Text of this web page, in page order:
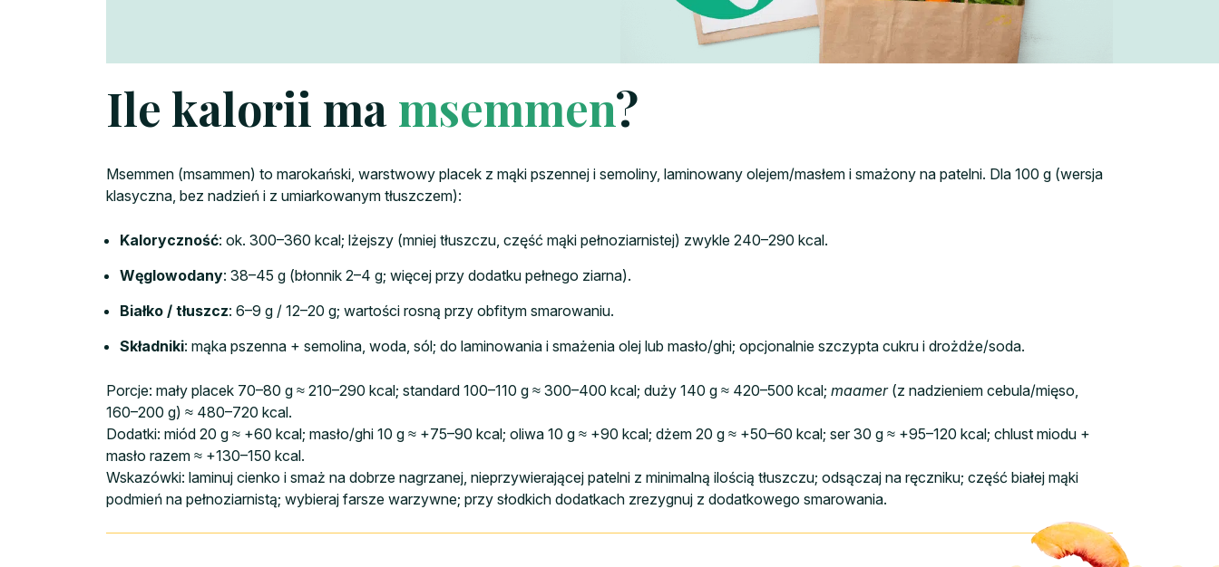
Ile kalorii mamsemmen?
Msemmen (msammen) to marokański, warstwowy placek z mąki pszennej i semoliny, laminowany olejem/masłem i smażony na patelni. Dla 100 g (wersja
klasyczna, bez nadzień i z umiarkowanym tłuszczem):
Kaloryczność: ok. 300–360 kcal; lżejszy (mniej tłuszczu, część mąki pełnoziarnistej) zwykle 240–290 kcal.
Węglowodany: 38–45 g (błonnik 2–4 g; więcej przy dodatku pełnego ziarna).
Białko / tłuszcz: 6–9 g / 12–20 g; wartości rosną przy obfitym smarowaniu.
Składniki: mąka pszenna + semolina, woda, sól; do laminowania i smażenia olej lub masło/ghi; opcjonalnie szczypta cukru i drożdże/soda.
Porcje: mały placek 70–80 g ≈ 210–290 kcal; standard 100–110 g ≈ 300–400 kcal; duży 140 g ≈ 420–500 kcal; maamer(z nadzieniem cebula/mięso,
160–200 g) ≈ 480–720 kcal.
Dodatki: miód 20 g ≈ +60 kcal; masło/ghi 10 g ≈ +75–90 kcal; oliwa 10 g ≈ +90 kcal; dżem 20 g ≈ +50–60 kcal; ser 30 g ≈ +95–120 kcal; chlust miodu +
masło razem ≈ +130–150 kcal.
Wskazówki: laminuj cienko i smaż na dobrze nagrzanej, nieprzywierającej patelni z minimalną ilością tłuszczu; odsączaj na ręczniku; część białej mąki
podmień na pełnoziarnistą; wybieraj farsze warzywne; przy słodkich dodatkach zrezygnuj z dodatkowego smarowania.